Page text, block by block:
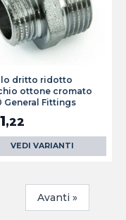
dritto ridotto
ottone cromato
General Fittings
,22
VEDI VARIANTI
Avanti »